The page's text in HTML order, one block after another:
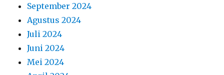
September 2024
Agustus 2024
Juli 2024
Juni 2024
Mei 2024